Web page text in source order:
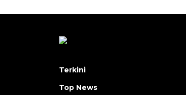
Terkini
Top News